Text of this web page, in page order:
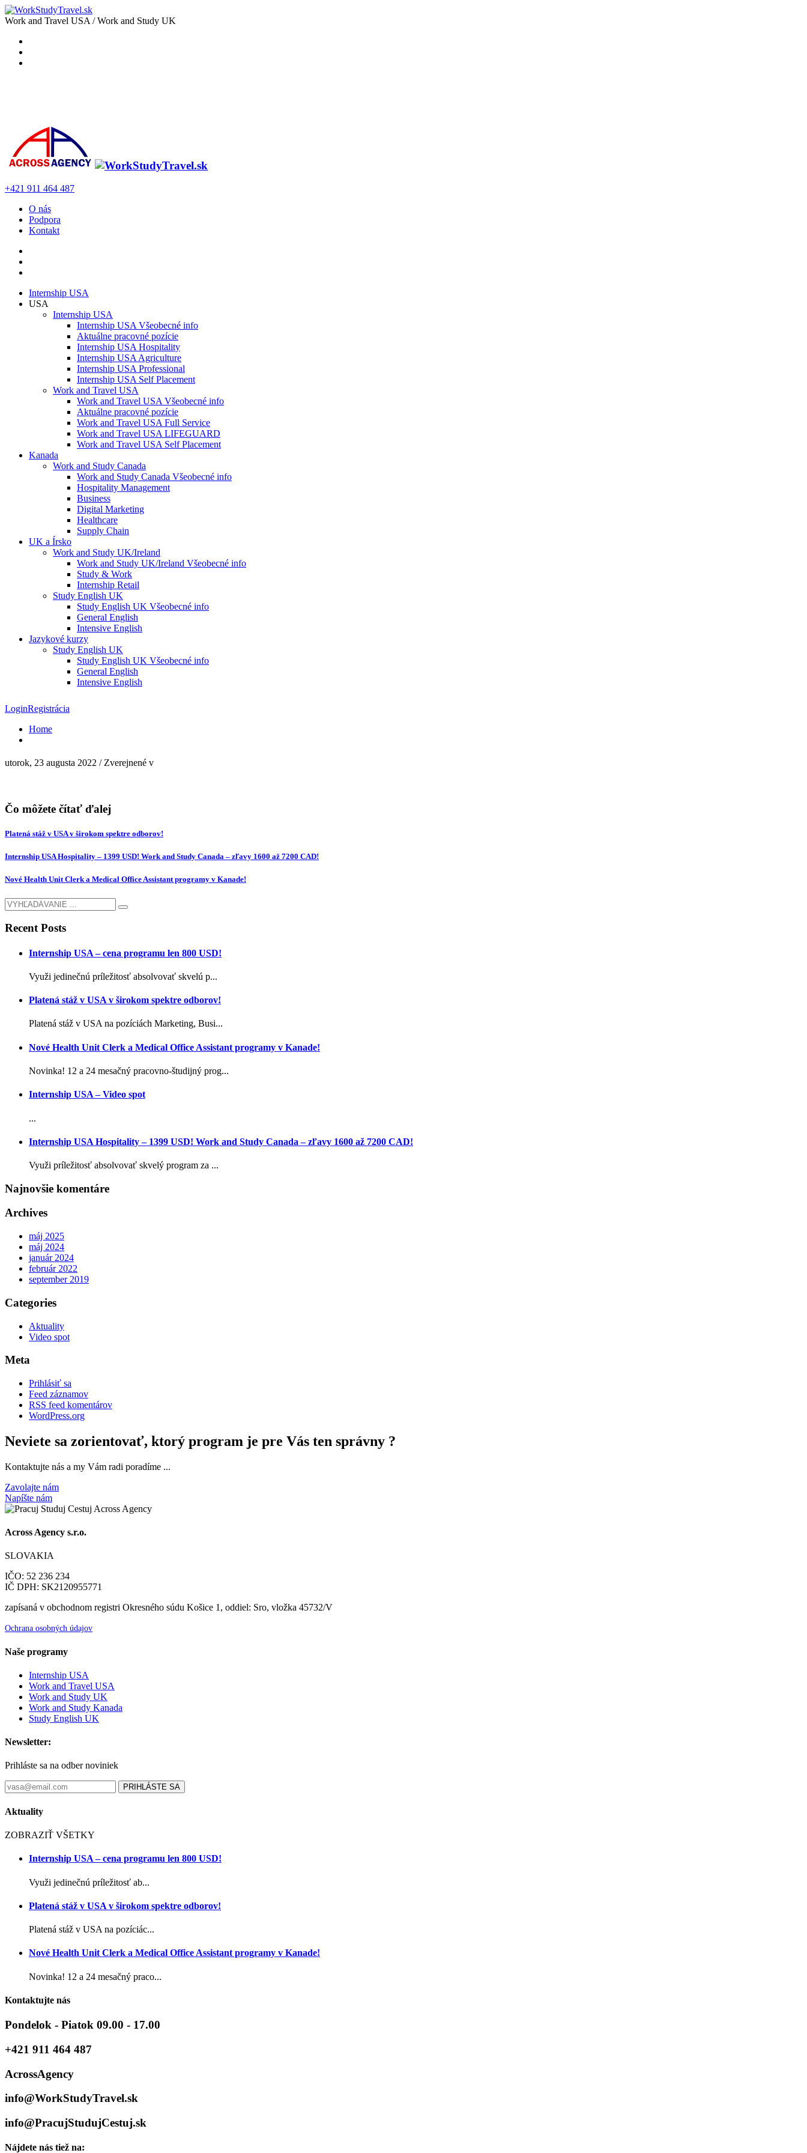
Work and Travel USA / Work and Study UK
+421 911 464 487
O nás
Podpora
Kontakt
Internship USA
USA
Internship USA
Internship USA Všeobecné info
Aktuálne pracovné pozície
Internship USA Hospitality
Internship USA Agriculture
Internship USA Professional
Internship USA Self Placement
Work and Travel USA
Work and Travel USA Všeobecné info
Aktuálne pracovné pozície
Work and Travel USA Full Service
Work and Travel USA LIFEGUARD
Work and Travel USA Self Placement
Kanada
Work and Study Canada
Work and Study Canada Všeobecné info
Hospitality Management
Business
Digital Marketing
Healthcare
Supply Chain
UK a Írsko
Work and Study UK/Ireland
Work and Study UK/Ireland Všeobecné info
Study & Work
Internship Retail
Study English UK
Study English UK Všeobecné info
General English
Intensive English
Jazykové kurzy
Study English UK
Study English UK Všeobecné info
General English
Intensive English
LoginRegistrácia
Home
utorok, 23 augusta 2022 / Zverejnené v
Čo môžete čítať ďalej
Platená stáž v USA v širokom spektre odborov!
Internship USA Hospitality – 1399 USD! Work and Study Canada – zľavy 1600 až 7200 CAD!
Nové Health Unit Clerk a Medical Office Assistant programy v Kanade!
Recent Posts
Internship USA – cena programu len 800 USD!
Využi jedinečnú príležitosť absolvovať skvelú p...
Platená stáž v USA v širokom spektre odborov!
Platená stáž v USA na pozíciách Marketing, Busi...
Nové Health Unit Clerk a Medical Office Assistant programy v Kanade!
Novinka! 12 a 24 mesačný pracovno-študijný prog...
Internship USA – Video spot
...
Internship USA Hospitality – 1399 USD! Work and Study Canada – zľavy 1600 až 7200 CAD!
Využi príležitosť absolvovať skvelý program za ...
Najnovšie komentáre
Archives
máj 2025
máj 2024
január 2024
február 2022
september 2019
Categories
Aktuality
Video spot
Meta
Prihlásiť sa
Feed záznamov
RSS feed komentárov
WordPress.org
Neviete sa zorientovať, ktorý program je pre Vás ten správny ?
Kontaktujte nás a my Vám radi poradíme ...
Zavolajte nám
Napíšte nám
Across Agency s.r.o.
SLOVAKIA
IČO: 52 236 234
IČ DPH: SK2120955771
zapísaná v obchodnom registri Okresného súdu Košice 1, oddiel: Sro, vložka 45732/V
Ochrana osobných údajov
Naše programy
Internship USA
Work and Travel USA
Work and Study UK
Work and Study Kanada
Study English UK
Newsletter:
Prihláste sa na odber noviniek
PRIHLÁSTE SA
Aktuality
ZOBRAZIŤ VŠETKY
Internship USA – cena programu len 800 USD!
Využi jedinečnú príležitosť ab...
Platená stáž v USA v širokom spektre odborov!
Platená stáž v USA na pozíciác...
Nové Health Unit Clerk a Medical Office Assistant programy v Kanade!
Novinka! 12 a 24 mesačný praco...
Kontaktujte nás
Pondelok - Piatok 09.00 - 17.00
+421 911 464 487
AcrossAgency
info@WorkStudyTravel.sk
info@PracujStudujCestuj.sk
Nájdete nás tiež na: